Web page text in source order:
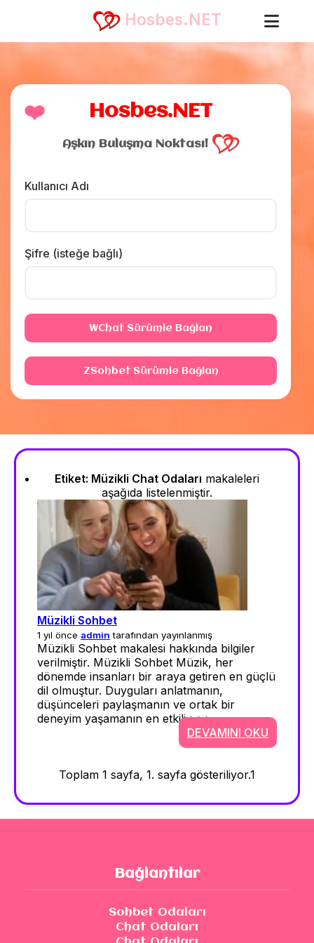
Hosbes.NET
❤️ Hosbes.NET
Aşkın Buluşma Noktası!
Kullanıcı Adı
Şifre (isteğe bağlı)
WChat Sürümle Bağlan
ZSohbet Sürümle Bağlan
Etiket: Müzikli Chat Odaları makaleleri
aşağıda listelenmiştir.
Müzikli Sohbet
1 yıl önce admin tarafından yayınlanmış
Müzikli Sohbet makalesi hakkında bilgiler
verilmiştir. Müzikli Sohbet Müzik, her
dönemde insanları bir araya getiren en güçlü
dil olmuştur. Duyguları anlatmanın,
düşünceleri paylaşmanın ve ortak bir
deneyim yaşamanın en etkili >>>
DEVAMINI OKU
Toplam 1 sayfa, 1. sayfa gösteriliyor.1
Bağlantılar
Sohbet Odaları
Chat Odaları